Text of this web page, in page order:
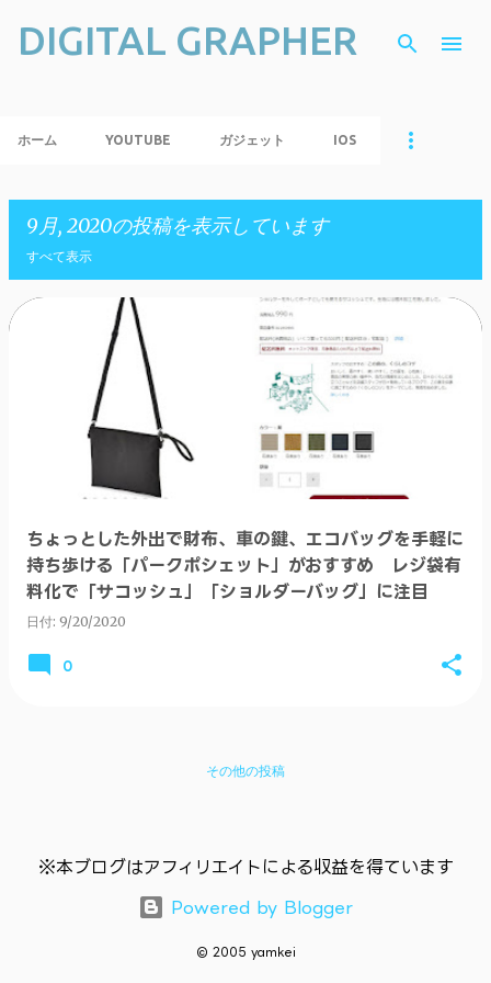
スキップしてメイン コンテンツに移動
DIGITAL GRAPHER
ホーム YOUTUBE ガジェット IOS
9月, 2020の投稿を表示しています
すべて表示
投
ちょっとした外出で財布、車の鍵、エコバッグを手軽に
持ち歩ける「パークポシェット」がおすすめ レジ袋有
料化で「サコッシュ」「ショルダーバッグ」に注目
日付: 9/20/2020
0
その他の投稿
※本ブログはアフィリエイトによる収益を得ています
Powered by Blogger
© 2005 yamkei